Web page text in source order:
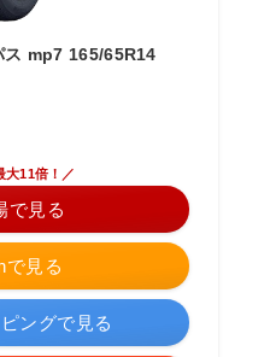
ス mp7 165/65R14
で見る
大11倍！／
で見る
ングで見る